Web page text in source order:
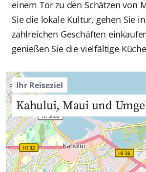
einem Tor zu den Schätzen von
Sie die lokale Kultur, gehen Sie
zahlreichen Geschäften
genießen Sie die vielfältige
Ihr Reiseziel
Kahului, Maui und